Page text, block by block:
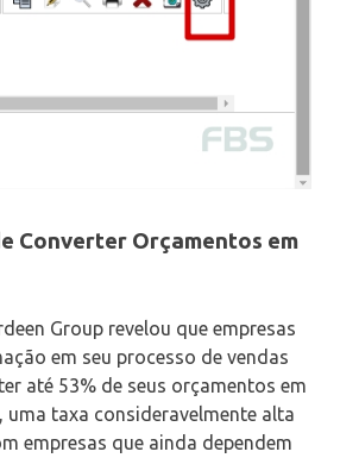
Converter Orçamentos em
Group revelou que empresas
em seu processo de vendas
até 53% de seus orçamentos em
uma taxa consideravelmente alta
empresas que ainda dependem